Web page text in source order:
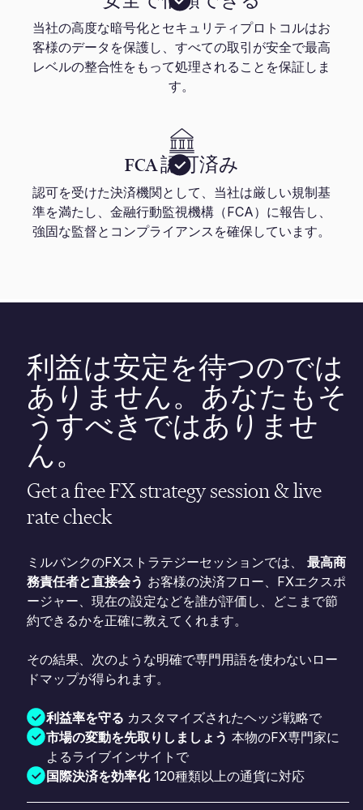
当社の高度な暗号化とセキュリティプロトコルはお
客様のデータを保護し、すべての取引が安全で最高
レベルの整合性をもって処理されることを保証しま
す。
FCA 認可済み
認可を受けた決済機関として、当社は厳しい規制基
準を満たし、金融行動監視機構（FCA）に報告し、
強固な監督とコンプライアンスを確保しています。
利益は安定を待つのでは
ありません。あなたもそ
うすべきではありませ
ん。
Get a free FX strategy session & live
rate check
ミルバンクのFXストラテジーセッションでは、最高商
務責任者と直接会う お客様の決済フロー、FXエクスポ
ージャー、現在の設定などを誰が評価し、どこまで節
約できるかを正確に教えてくれます。
その結果、次のような明確で専門用語を使わないロー
ドマップが得られます。
利益率を守る カスタマイズされたヘッジ戦略で
市場の変動を先取りしましょう 本物のFX専門家に
よるライブインサイトで
国際決済を効率化120種類以上の通貨に対応